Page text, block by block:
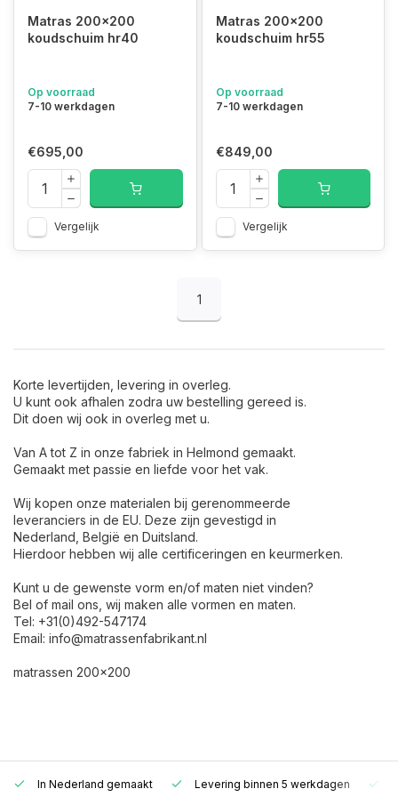
Tel: +31(0)492-547174
Email:info@matrassenfabrikant.nl
Matras 200x200
koudschuim hr40
Op voorraad
7-10 werkdagen
€695,00
Vergelijk
Matras 200x200
koudschuim hr55
Op voorraad
7-10 werkdagen
€849,00
Vergelijk
1
Korte levertijden, levering in overleg.
U kunt ook afhalen zodra uw bestelling gereed is.
Dit doen wij ook in overleg met u.
Van A tot Z in onze fabriek in Helmond gemaakt.
Gemaakt met passie en liefde voor het vak.
Wij kopen onze materialen bij gerenommeerde
leveranciers in de EU. Deze zijn gevestigd in
Nederland, België en Duitsland.
Hierdoor hebben wij alle certificeringen en keurmerken.
Kunt u de gewenste vorm en/of maten niet vinden?
Bel of mail ons, wij maken alle vormen en maten.
Tel: +31(0)492-547174
Email: info@matrassenfabrikant.nl
matrassen 200x200
In Nederland gemaakt Levering binnen 5 werkdagen